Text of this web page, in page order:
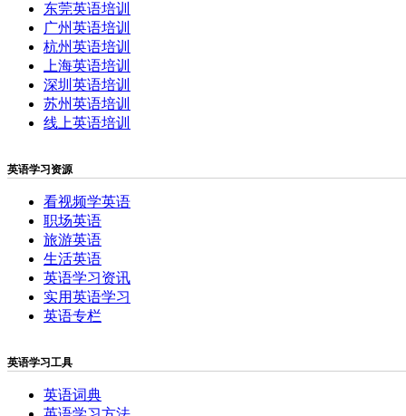
东莞英语培训
广州英语培训
杭州英语培训
上海英语培训
深圳英语培训
苏州英语培训
线上英语培训
英语学习资源
看视频学英语
职场英语
旅游英语
生活英语
英语学习资讯
实用英语学习
英语专栏
英语学习工具
英语词典